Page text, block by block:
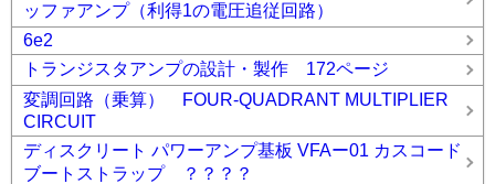
ッファアンプ（利得1の電圧追従回路）
6e2
トランジスタアンプの設計・製作 172ページ
変調回路（乗算） FOUR-QUADRANT MULTIPLIER
CIRCUIT
ディスクリート パワーアンプ基板 VFAー01 カスコード
ブートストラップ ？？？？